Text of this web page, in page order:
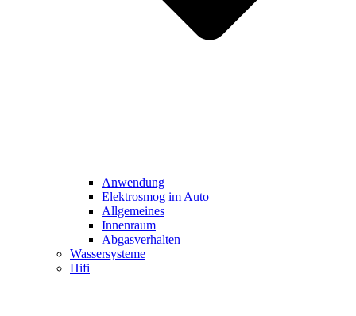
Anwendung
Elektrosmog im Auto
Allgemeines
Innenraum
Abgasverhalten
Wassersysteme
Hifi